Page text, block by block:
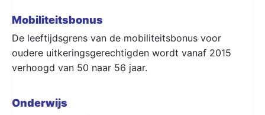
Mobiliteitsbonus
De leeftijdsgrens van de mobiliteitsbonus voor
oudere uitkeringsgerechtigden wordt vanaf 2015
verhoogd van 50 naar 56 jaar.
Onderwijs